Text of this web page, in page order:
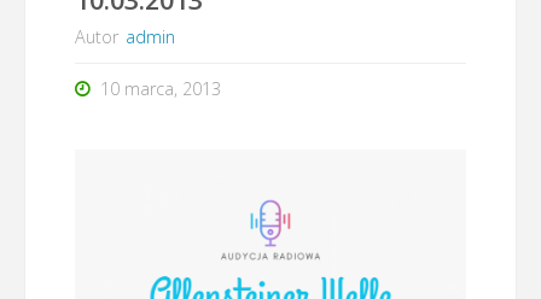
Autor admin
10 marca, 2013